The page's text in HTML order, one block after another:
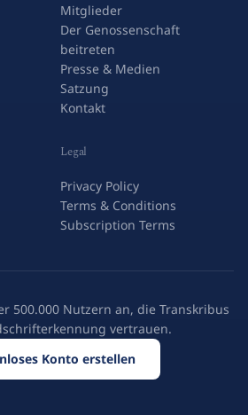
Mitglieder
Der Genossenschaft
beitreten
Presse & Medien
Satzung
Kontakt
Legal
Privacy Policy
Terms & Conditions
Subscription Terms
500.000 Nutzern an, die Transkribus
vertrauen.
Konto erstellen